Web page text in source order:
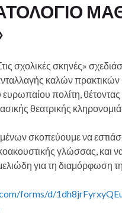
σχολικές σκηνές»
καλών πρακτικών
ευρωπαίου πολίτη,
θεατρικής
σκοπεύουμε να
γλώσσας, και
για τη διαμόρφωση
forms/d/